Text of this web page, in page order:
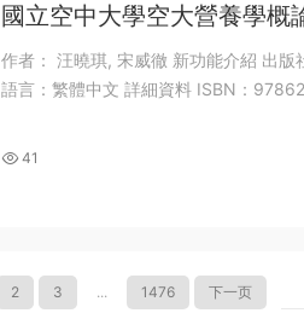
國立空中大學空大營養學
書pdf
作者： 汪曉琪, 宋威徹 新功能介紹 出
41
2 3 ... 1476 下一页